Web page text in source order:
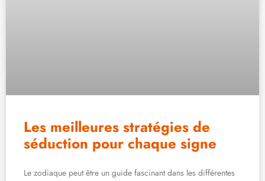
Les meilleures stratégies de
séduction pour chaque signe
Le zodiaque peut être un guide fascinant dans les différentes